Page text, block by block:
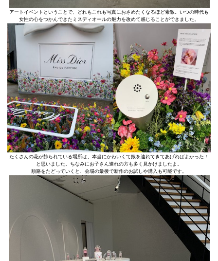
アートイベントということで、どれもこれも写真におさめたくなるほど素敵。いつの時代も
女性の心をつかんできたミスディオールの魅力を改めて感じることができました。
たくさんの花が飾られている場所は、本当にかわいくて娘を連れてきてあげればよかった！
と思いました。ちなみにお子さん連れの方も多く見かけましたよ。
順路をたどっていくと、会場の最後で新作のお試しや購入も可能です。